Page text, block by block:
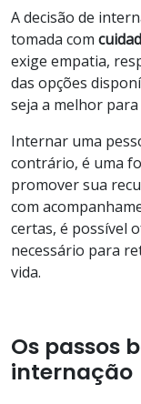
A decisão de
tomada com
exige empatia,
das opções
seja a melhor
Internar uma
contrário, é uma
promover sua
com
certas, é possível
necessário para
vida.
Os passos
internação